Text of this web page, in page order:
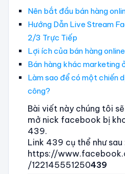
Nên bắt đầu bán hàng
Hướng Dẫn Live Stream
2/3 Trực Tiếp
Lợi ích của bán hàng
Bán hàng khác marketing
Làm sao để có một chiến
công?
Bài viết này chúng tôi
mở nick facebook bị
439.
Link 439 cụ thể như sau
https://
/122145551250439